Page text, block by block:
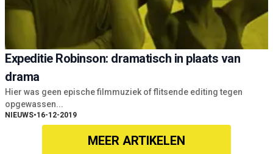
Expeditie Robinson: dramatisch in plaats van
drama
Hier was geen epische filmmuziek of flitsende editing tegen
opgewassen...
NIEUWS•16-12-2019
MEER ARTIKELEN